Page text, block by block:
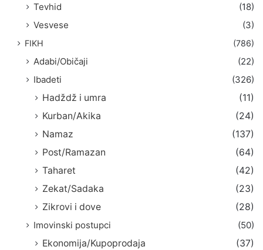
Tevhid
(18)
Vesvese
(3)
FIKH (786)
Adabi/Običaji
(22)
Ibadeti
(326)
Hadždž i umra
(11)
Kurban/Akika
(24)
Namaz
(137)
Post/Ramazan
(64)
Taharet
(42)
Zekat/Sadaka
(23)
Zikrovi i dove
(28)
Imovinski postupci
(50)
Ekonomija/Kupoprodaja
(37)